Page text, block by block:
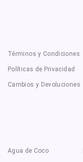
Términos y Condiciones
Políticas de Privacidad
Cambios y Devoluciones
Agua de Coco